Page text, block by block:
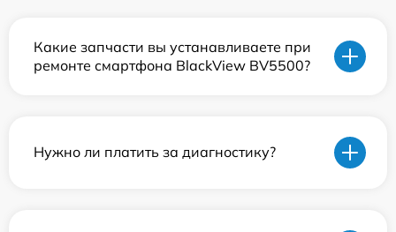
Какие запчасти вы устанавливаете при
ремонте смартфона BlackView BV5500?
Нужно ли платить за диагностику?